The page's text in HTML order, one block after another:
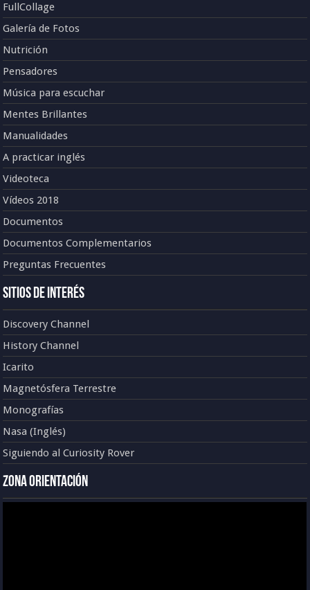
FullCollage
Galería de Fotos
Nutrición
Pensadores
Música para escuchar
Mentes Brillantes
Manualidades
A practicar inglés
Videoteca
Vídeos 2018
Documentos
Documentos Complementarios
Preguntas Frecuentes
Sitios de Interés
Discovery Channel
History Channel
Icarito
Magnetósfera Terrestre
Monografías
Nasa (Inglés)
Siguiendo al Curiosity Rover
Zona Orientación